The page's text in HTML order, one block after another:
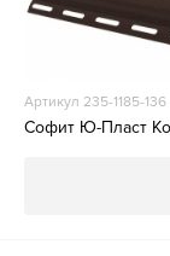
Артикул 235-1185-136
Софит Ю-Пласт